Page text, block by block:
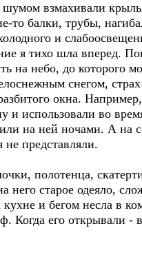
взмахивали
балки, трубы,
и
я тихо шла вперед.
на небо, до которого
снегом, страх
окна.
и использовали во
на ней ночами. А на
представляли.
полотенца,
старое одеяло,
и бегом несла в
Когда его открывали